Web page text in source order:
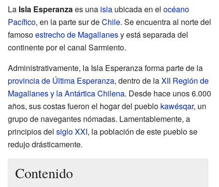
La Isla Esperanzaes una isla ubicada en el océano
Pacífico, en la parte sur deChile. Se encuentra al norte del
famosoestrecho de Magallanesy está separada del
continente por el canal Sarmiento.
Administrativamente, la Isla Esperanza forma parte de la
provincia de Última Esperanza, dentro de laXII Región de
Magallanes y la Antártica Chilena. Desde hace unos 6.000
años, sus costas fueron el hogar del pueblo kawésqar, un
grupo de navegantes nómadas. Lamentablemente, a
principios del siglo XXI, la población de este pueblo se
redujo drásticamente.
Contenido